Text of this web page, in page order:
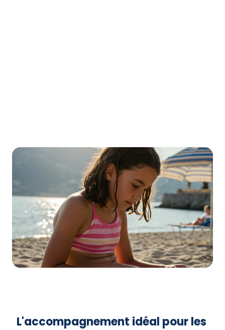
❓ Et s'il perdait tout en septembre ?
Ce stress de la rentrée, dès l'été : que va dire la maîtresse à la
rentrée ? Va-t-il avoir encore plus de mal ?
L'accompagnement idéal pour les